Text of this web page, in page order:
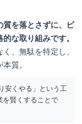
質を落とさずに、ビ
な取り組みです。
、無駄を特定し、
質。
安くやる」という工
を賢くすることで